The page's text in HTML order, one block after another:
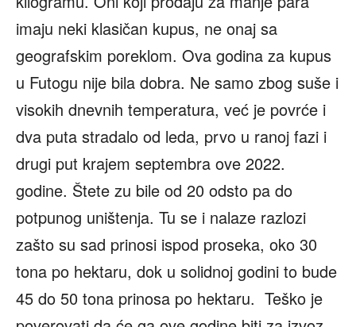
imaju neki klasičan kupus, ne onaj sa
geografskim poreklom. Ova godina za kupus
u Futogu nije bila dobra. Ne samo zbog suše i
visokih dnevnih temperatura, već je povrće i
dva puta stradalo od leda, prvo u ranoj fazi i
drugi put krajem septembra ove 2022.
godine. Štete zu bile od 20 odsto pa do
potpunog uništenja. Tu se i nalaze razlozi
zašto su sad prinosi ispod proseka, oko 30
tona po hektaru, dok u solidnoj godini to bude
45 do 50 tona prinosa po hektaru. Teško je